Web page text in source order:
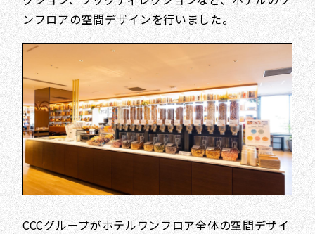
ンフロアの空間デザインを行いました。
CCCグループがホテルワンフロア全体の空間デザイ